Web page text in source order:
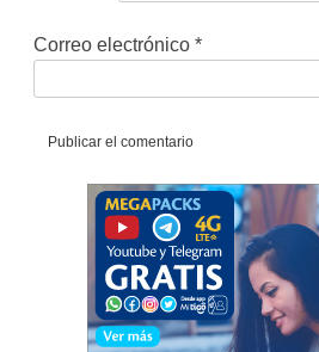
Correo electrónico *